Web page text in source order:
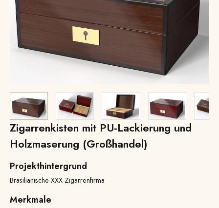
Zigarrenkisten mit PU-Lackierung und
Holzmaserung (Großhandel)
Projekthintergrund
Brasilianische XXX-Zigarrenfirma
Merkmale